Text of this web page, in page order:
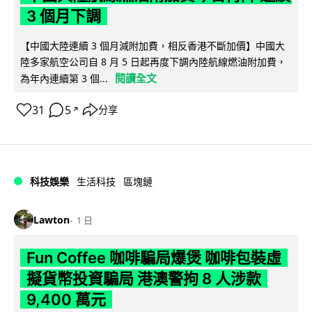
3 個月下調
【中國大陸連續 3 個月減附加費，相反香港不斷加價】中國大
陸多家航空公司自 8 月 5 日起再度下調內陸航線燃油附加費，
為年內連續第 3 個...
閱讀全文
31 5 ↗ 分享
科技娛樂 生活科技 區塊鏈
Lawton 1 日
Fun Coffee 咖啡騙局爆煲 咖啡包裝虛
擬貨幣投資騙局 港澳警拘 8 人涉款
9,400 萬元